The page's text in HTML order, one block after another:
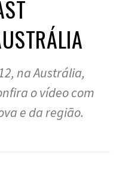
na Austrália,
o vídeo com
e da região.